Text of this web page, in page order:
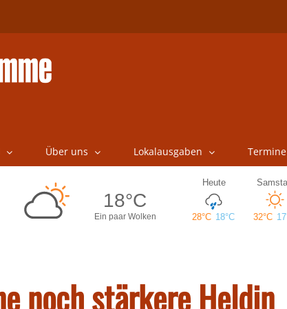
Über uns Lokalausgaben Termine
noch stärkere Heldin